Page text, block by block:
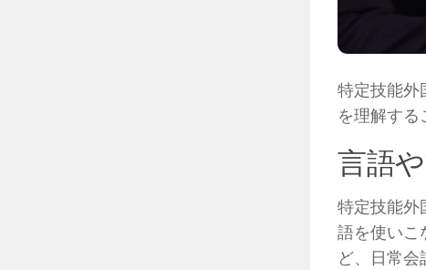
特定技能外
を理解する
言語
特定技能外
語を使いこ
ど、日常会